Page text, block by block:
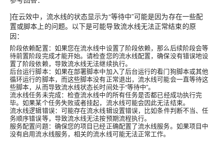
]在云效中，流水线的状态显示为“等待中”可能是因为存在一些配
置或脚本上的问题。以下是可能导致流水线无法正常结束的原
因：
阶段依赖配置：如果您在流水线中设置了阶段依赖，那么后续阶段会等
待前置阶段完成才能开始。请检查您的流水线配置，确保没有错误地设
置了阶段依赖，导致流水线无法继续执行。
后台运行脚本：如果在部署脚本中加入了后台运行的看门狗脚本或其他
循环运行的脚本，而这些脚本没有正常退出，流水线可能会一直等待这
些脚本，从而导致流水线状态长时间处于“等待中”。
流水线任务未完成：检查流水线中的所有任务是否都已经成功执行完
毕。如果某个任务失败或者挂起，流水线可能会因此无法结束。
流水线逻辑错误：可能存在流水线辑设置错误，比如条件判断不当、任
务顺序错误等，导致流水线无法按预期流程执行。
服务配置问题：确保您的项目已经正确配置了流水线服务。如果项目中
没有启用流水线服务，相关的流水线可能无法正常工作。